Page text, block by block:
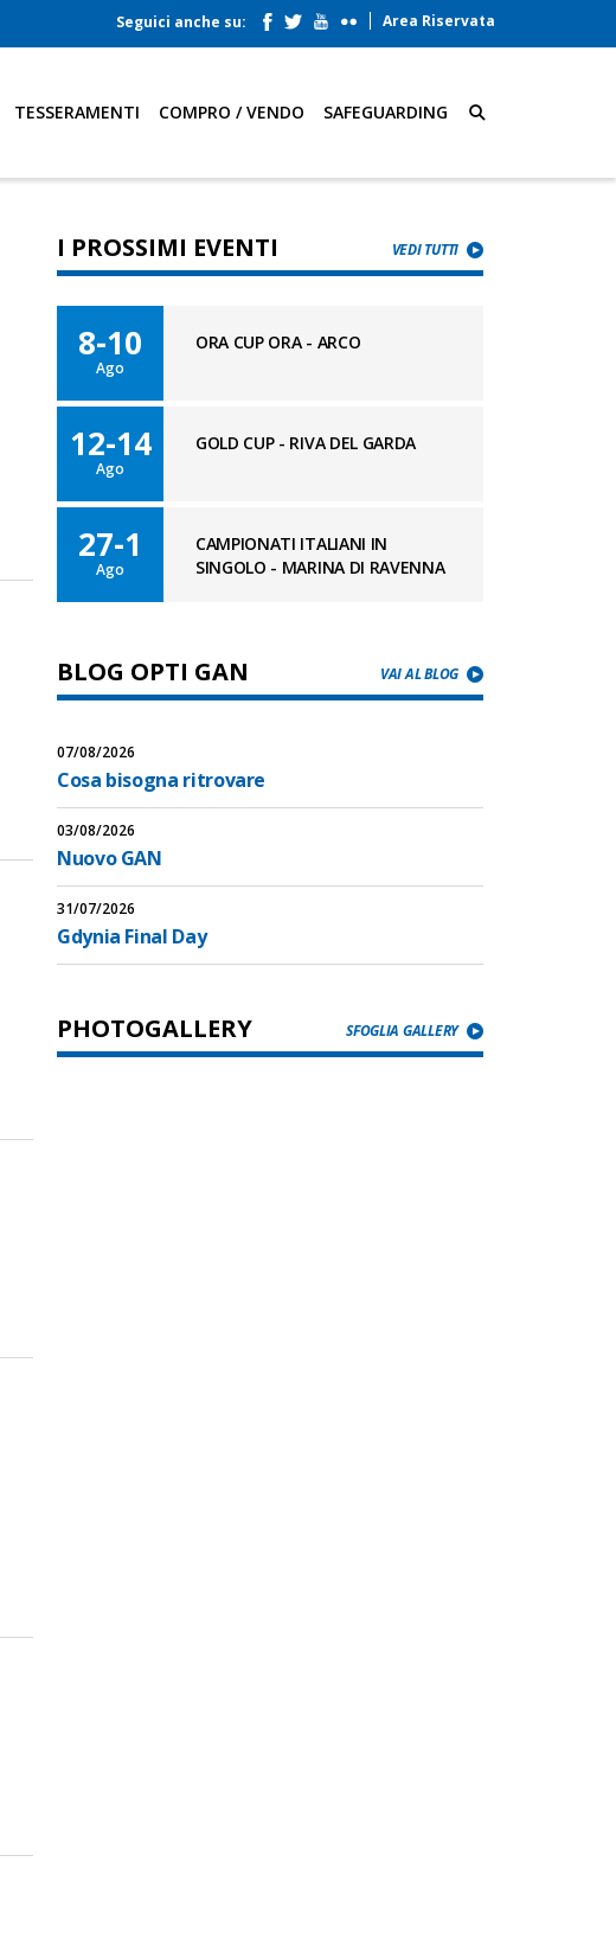
Area Riservata
Seguici anche su:
TESSERAMENTI COMPRO / VENDO SAFEGUARDING
I PROSSIMI EVENTI VEDI TUTTI
8-10
Ago
ORA CUP ORA - ARCO
12-14
Ago
GOLD CUP - RIVA DEL GARDA
27-1
Ago
CAMPIONATI ITALIANI IN
SINGOLO - MARINA DI RAVENNA
BLOG OPTI GAN VAI AL BLOG
07/08/2026
Cosa bisogna ritrovare
03/08/2026
Nuovo GAN
31/07/2026
Gdynia Final Day
PHOTOGALLERY SFOGLIA GALLERY